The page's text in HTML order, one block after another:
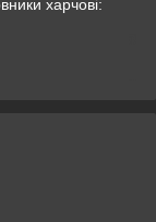
харчові: